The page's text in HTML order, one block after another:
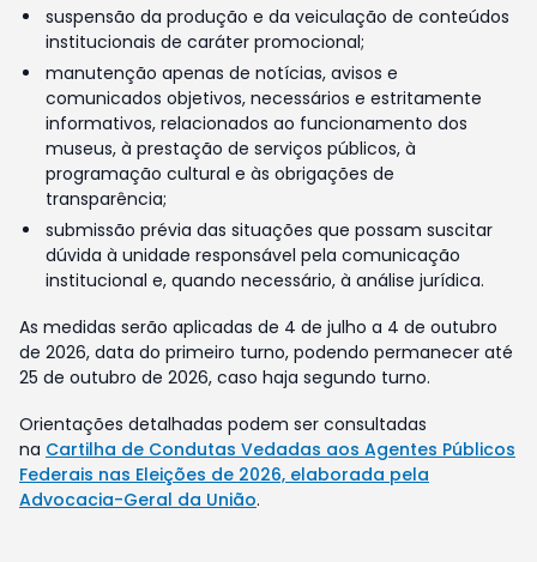
suspensão da produção e da veiculação de conteúdos
institucionais de caráter promocional;
manutenção apenas de notícias, avisos e
comunicados objetivos, necessários e estritamente
informativos, relacionados ao funcionamento dos
museus, à prestação de serviços públicos, à
programação cultural e às obrigações de
transparência;
submissão prévia das situações que possam suscitar
dúvida à unidade responsável pela comunicação
institucional e, quando necessário, à análise jurídica.
As medidas serão aplicadas de 4 de julho a 4 de outubro
de 2026, data do primeiro turno, podendo permanecer até
25 de outubro de 2026, caso haja segundo turno.
Orientações detalhadas podem ser consultadas
na Cartilha de Condutas Vedadas aos Agentes Públicos
Federais nas Eleições de 2026, elaborada pela
Advocacia-Geral da União.